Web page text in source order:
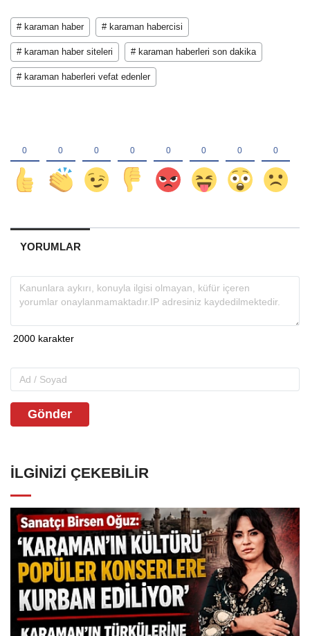
# karaman haber # karaman habercisi
# karaman haber siteleri # karaman haberleri son dakika
# karaman haberleri vefat edenler
YORUMLAR
Gönder
İLGINIZI ÇEKEBILIR